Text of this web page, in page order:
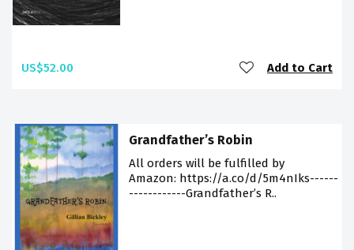
US$52.00 Add to Cart
Grandfather’s Robin
All orders will be fulfilled by
Amazon: https://a.co/d/5m4nIks------
------------Grandfather’s R..